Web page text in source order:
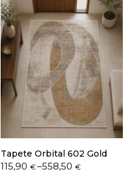
Tapete Orbital 602 Gold
115,90 €–558,50 €
Price